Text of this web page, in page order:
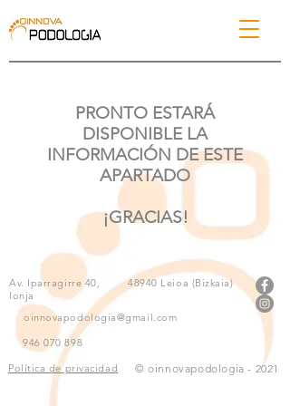
PRONTO ESTARÁ
DISPONIBLE LA
INFORMACIÓN DE ESTE
APARTADO
¡GRACIAS!
Av. Iparragirre 40,
lonja
48940 Leioa (Bizkaia)
oinnovapodologia@gmail.com
946 070 898
Política de privacidad
© oinnovapodologia - 2021